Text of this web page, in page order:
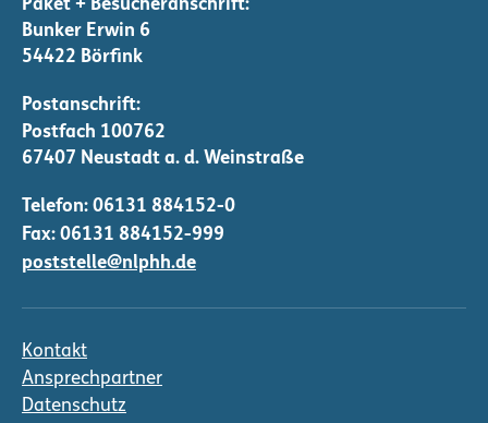
Bunker Erwin 6
54422 Börfink
Telefon: 06131 884152-0
Fax: 06131 884152-999
poststelle@nlphh.de
Kontakt
Ansprechpartner
Datenschutz